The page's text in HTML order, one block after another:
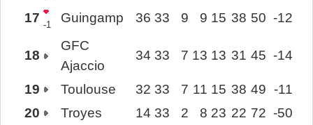
17 -1 Guingamp 36 33 9 9 15 38 50 -12
18
GFC
Ajaccio
34 33 7 13 13 31 45 -14
19 Toulouse 32 33 7 11 15 38 49 -11
20
Troyes 14 33 2 8 23 22 72 -50